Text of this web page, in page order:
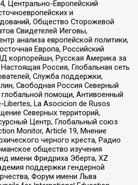
Центрально-Европейский
и
Общество Сторожевой
Свидетелей Иеговы,
анализа европейской политики,
Европа, Российский
корпорейшн, Русская Америка за
Россия, Глобальная сеть
Служба поддержки,
Свободная Россия Северный
помощи, Антивоенный
Libertes, La Asocicion de Rusos
Северных территорий,
Центр, Глобальный союз
Monitor, Article 19, Мнение
черного креста, Радио
общество изучения
имени Фридриха Эберта, XZ
поддержки гендерной
Форум имени Льва